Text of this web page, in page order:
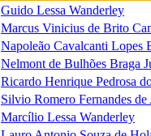
Guido Lessa Wanderley
Marcus Vinicius de Brito
Napoleão Cavalcanti Lopes
Nelmont de Bulhões Braga
Ricardo Henrique Pedrosa
Silvio Romero Fernandes
Marcílio Lessa Wanderley